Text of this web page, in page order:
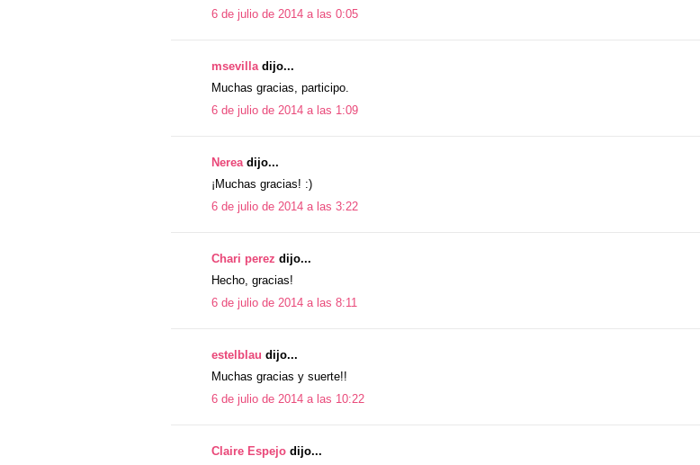
6 de julio de 2014 a las 0:05
msevilla dijo...
Muchas gracias, participo.
6 de julio de 2014 a las 1:09
Nerea dijo...
¡Muchas gracias! :)
6 de julio de 2014 a las 3:22
Chari perez dijo...
Hecho, gracias!
6 de julio de 2014 a las 8:11
estelblau dijo...
Muchas gracias y suerte!!
6 de julio de 2014 a las 10:22
Claire Espejo dijo...